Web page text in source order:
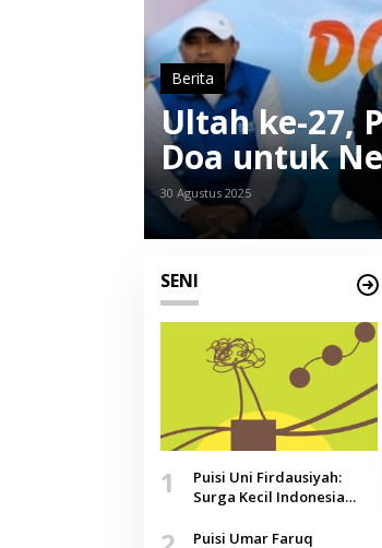
Berita
Ultah ke-27,
Doa untuk
30 Agustus 2025
SENI
1
Puisi Uni Firdausiyah:
Surga Kecil Indonesia
Doa yang Jauh, Narasi
Puisi Umar Faruq